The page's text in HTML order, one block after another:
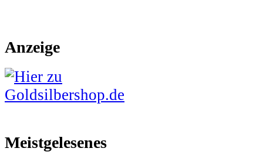
Anzeige
Meistgelesenes